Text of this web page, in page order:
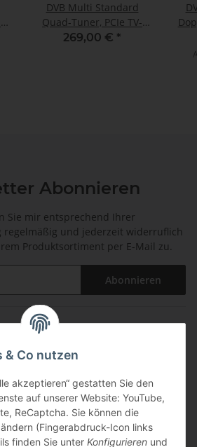
DVB Multi Standard
Quad-Tuner, PCIe TV-
Karte, TBS-6504
269,00 € *
Abonnieren
Sie mir entsprechend Ihrer
regelmäßig und jederzeit widerruflich
Produktsortiment per E-Mail zu.
Abonnieren
& Co nutzen
akzeptieren“ gestatten Sie den
auf unserer Website: YouTube,
ReCaptcha. Sie können die
(Fingerabdruck-Icon links
finden Sie unter Konfigurieren und